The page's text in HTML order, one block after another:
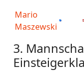
Mario
Maszewski
3.